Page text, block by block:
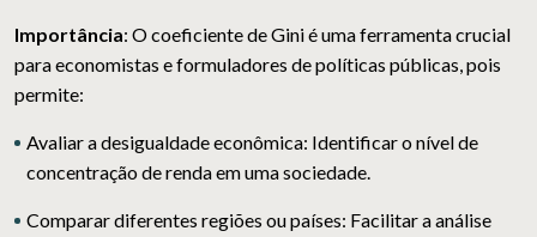
Importância: O coeficiente de Gini é uma ferramenta crucial
para economistas e formuladores de políticas públicas, pois
permite:
Avaliar a desigualdade econômica: Identificar o nível de
concentração de renda em uma sociedade.
Comparar diferentes regiões ou países: Facilitar a análise